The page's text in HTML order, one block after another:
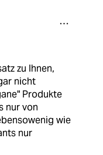
zu Ihnen,
nicht
Produkte
nur von
wie
nur